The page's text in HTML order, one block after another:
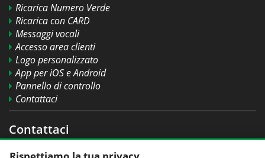
Ricarica Numero Verde
Ricarica con CARD
Messaggi vocali
Accesso area clienti
Logo personalizzato
App per iOS e Android
Pannello di controllo
Contattaci
Contattaci